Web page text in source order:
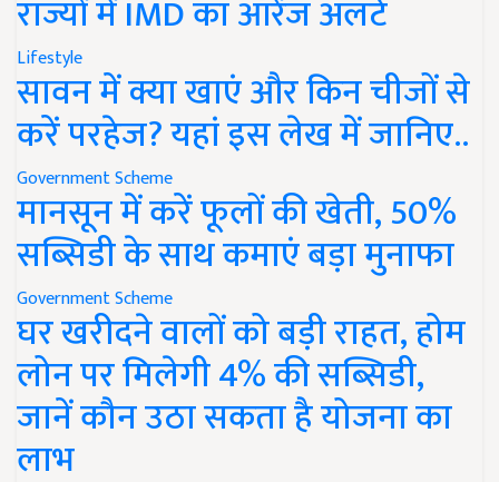
राज्यों में IMD का ऑरेंज अलर्ट
Lifestyle
सावन में क्या खाएं और किन चीजों से
करें परहेज? यहां इस लेख में जानिए..
Government Scheme
मानसून में करें फूलों की खेती, 50%
सब्सिडी के साथ कमाएं बड़ा मुनाफा
Government Scheme
घर खरीदने वालों को बड़ी राहत, होम
लोन पर मिलेगी 4% की सब्सिडी,
जानें कौन उठा सकता है योजना का
लाभ